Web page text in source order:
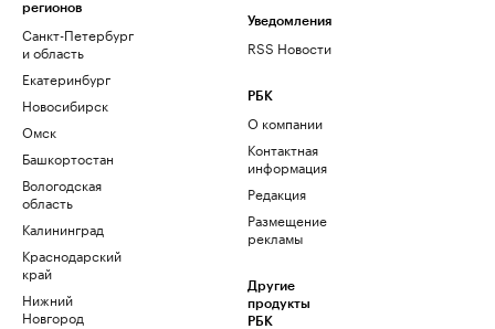
регионов
Санкт-Петербург
и область
Екатеринбург
Новосибирск
Омск
Башкортостан
Вологодская
область
Калининград
Краснодарский
край
Нижний
Новгород
Уведомления
RSS Новости
РБК
О компании
Контактная
информация
Редакция
Размещение
рекламы
Другие
продукты
РБК